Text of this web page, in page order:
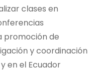
clases en
promoción de
y coordinación
en el Ecuador